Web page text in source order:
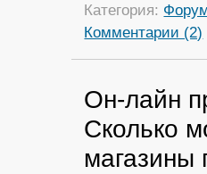
Категория:
Комментарии (2)
Он-лайн
Сколько
магазины